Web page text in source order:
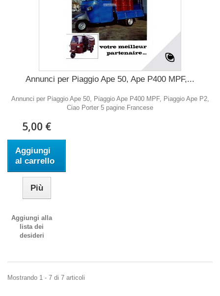
Annunci per Piaggio Ape 50, Ape P400 MPF,...
Annunci per Piaggio Ape 50, Piaggio Ape P400 MPF, Piaggio Ape P2,
Ciao Porter 5 pagine Francese
5,00 €
Aggiungi
al carrello
Più
Aggiungi alla
lista dei
desideri
Mostrando 1 - 7 di 7 articoli